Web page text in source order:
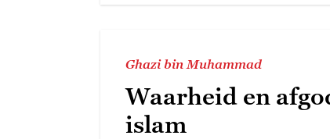
Ghazi bin Muhammad
Waarheid en
islam